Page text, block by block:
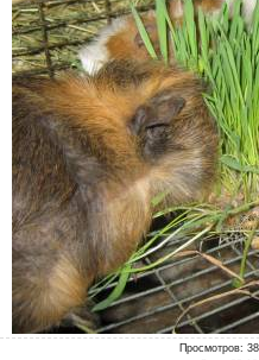
Просмотров: